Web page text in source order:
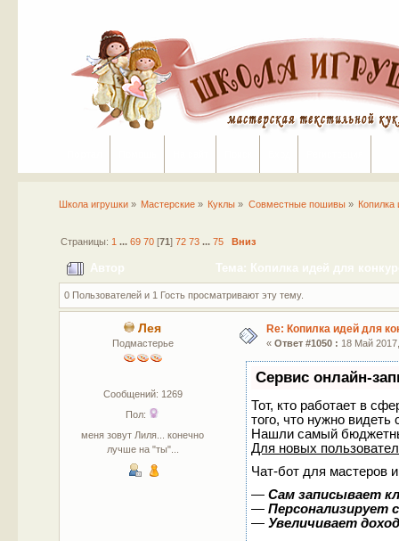
Школа игрушки» Мастерские » Куклы » Совместные пошивы»
Страницы: 1 ... 69 70[71 ] 72 73 ... 75 Вниз
Автор Тема: Копилка идей для
0 Пользователей и 1 Гость просматривают эту тему.
Лея
Подмастерье
Сообщений: 1269
Пол:
меня зовут Лиля... конечно
лучше на "ты"...
Re: Копилка идей для
« Ответ #1050 : 18 Май
Сервис онлайн-
Тот, кто работает в
того, что нужно
Нашли самый
Для новых
Чат-бот для мастеров
—Сам записывает
—Персонализирует
—Увеличивает